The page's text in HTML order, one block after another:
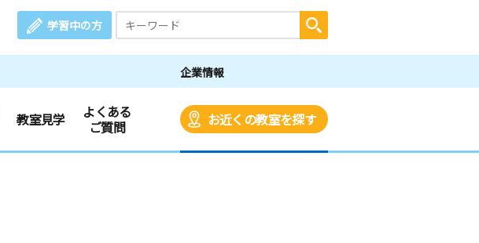
学習中の方
企業情報
教室見学
よくある
ご質問
お近くの教室を探す